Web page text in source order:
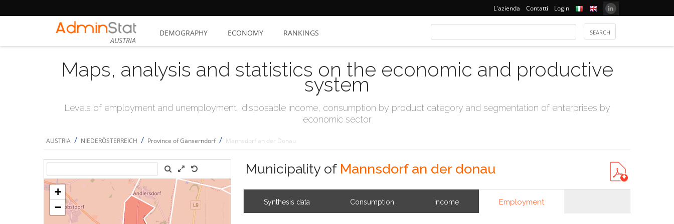
L'azienda Contatti Login
AUSTRIA
DEMOGRAPHY ECONOMY RANKINGS
Maps, analysis and statistics on the economic and productive
system
Levels of employment and unemployment, disposable income, consumption by product category and segmentation of enterprises by
economic sector
AUSTRIA / NIEDERÖSTERREICH / Province of Gänserndorf / Mannsdorf an der Donau
Municipality of Mannsdorf an der donau
Synthesis data Consumption Income Employment